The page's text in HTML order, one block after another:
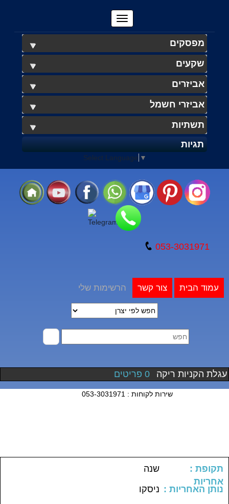
מפסקים
שקעים
אביזרים
אביזרי חשמל
תשתיות
תגיות
Select Language ▼
053-3031971
הרשימות שלי עמוד הבית צור קשר
עגלת הקניות ריקה 0 פריטים
שירות לקוחות : 053-3031971
: תקופת
אחריות
שנה
: נותן האחריות
ניסקו